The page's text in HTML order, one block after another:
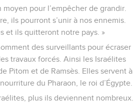
pour l’empêcher de grandir.
ils pourront s’unir à nos ennemis.
et ils quitteront notre pays. »
des surveillants pour écraser
travaux forcés. Ainsi les Israélites
Pitom et de Ramsès. Elles servent à
du Pharaon, le roi d’Égypte.
plus ils deviennent nombreux.